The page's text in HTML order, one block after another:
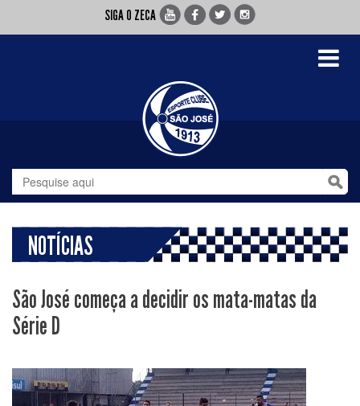
SIGA O ZECA
Toggle
NOTÍCIAS
São José começa a decidir os mata-matas da
Série D